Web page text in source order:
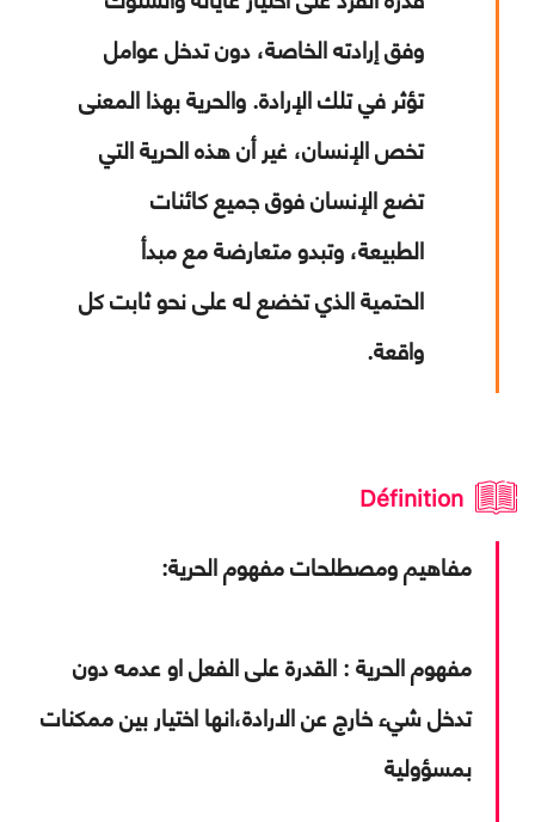
وفق إرادته الخاصة، دون تدخل عوامل
تؤثر في تلك الإرادة. والحرية بهذا المعنى
تخص الإنسان، غير أن هذه الحرية التي
تضع الإنسان فوق جميع كائنات
الطبيعة، وتبدو متعارضة مع مبدأ
الحتمية الذي تخضع له على نحو ثابت كل
واقعة.
Définition
مفاهيم ومصطلحات مفهوم الحرية:
مفهوم الحرية :القدرة على الفعل او عدمه دون
تدخل شيء خارج عن الارادة،انها اختيار بين ممكنات
بمسؤولية